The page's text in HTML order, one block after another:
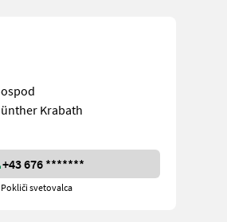
Krabath
+43 676 *******
Pokliči svetovalca